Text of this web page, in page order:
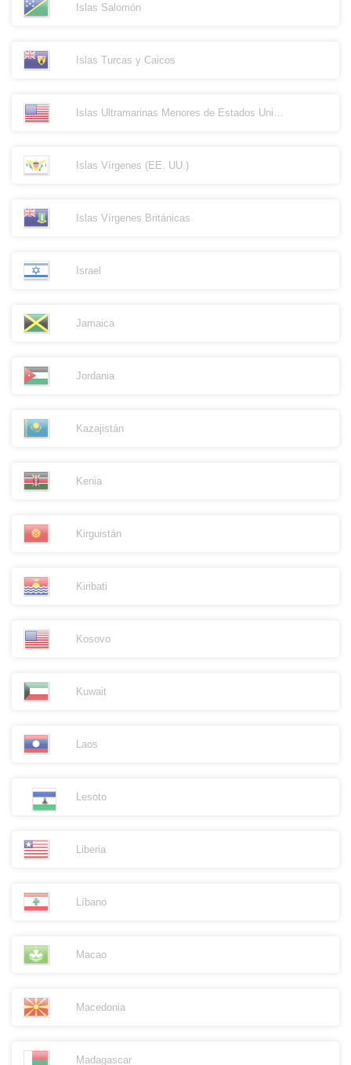
Islas Salomón
Islas Turcas y Caicos
Islas Vírgenes (EE. UU.)
Islas Vírgenes Británicas
Israel
Jamaica
Jordania
Kazajistán
Kenia
Kirguistán
Kiribati
Kosovo
Kuwait
Laos
Lesoto
Liberia
Líbano
Macao
Macedonia
Madagascar